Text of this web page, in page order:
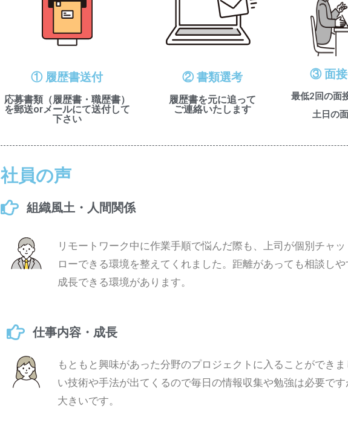
① 履歴書送付
応募書類（履歴書・職歴書）
を郵送orメールにて送付して
下さい
② 書類選考
履歴書を元に追って
ご連絡いたします
③ 面接
最低2回の面
土日の
社員の声
組織風土・人間関係
リモートワーク中に作業手順で悩んだ際も、上司が個別チャ
ローできる環境を整えてくれました。距離があっても相談し
成長できる環境があります。
仕事内容・成長
もともと興味があった分野のプロジェクトに入ることができ
い技術や手法が出てくるので毎日の情報収集や勉強は必要で
大きいです。